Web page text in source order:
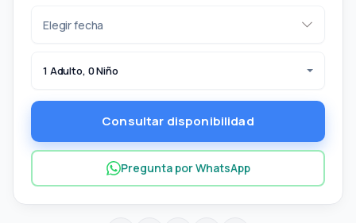
1 Adulto, 0 Niño
Consultar disponibilidad
Pregunta por WhatsApp